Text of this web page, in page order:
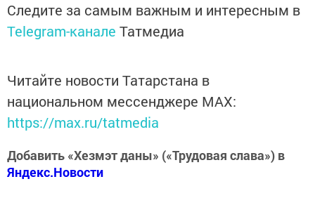
Следите за самым важным и интересным в
Telegram-канале Татмедиа
Читайте новости Татарстана в
национальном мессенджере MАХ:
https://max.ru/tatmedia
Добавить «Хезмэт даны» («Трудовая слава») в
Яндекс.Новости